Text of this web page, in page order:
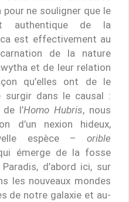
ne souligner que le
authentique de la
est effectivement au
de la nature
et de leur relation
qu’elles ont de le
surgir dans le causal :
l’Homo Hubris, nous
d’un nexion hideux,
espèce – orible
émerge de la fosse
d’abord ici, sur
les nouveaux mondes
de notre galaxie et au-